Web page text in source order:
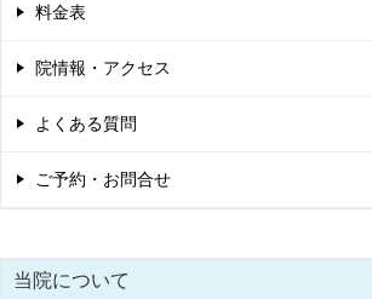
料金表
院情報・アクセス
よくある質問
ご予約・お問合せ
当院について